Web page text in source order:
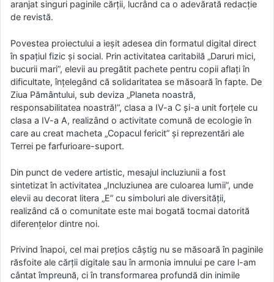
aranjat singuri paginile cărții, lucrând ca o adevărată redacție
de revistă.
Povestea proiectului a ieșit adesea din formatul digital direct
în spațiul fizic și social. Prin activitatea caritabilă „Daruri mici,
bucurii mari”, elevii au pregătit pachete pentru copii aflați în
dificultate, înțelegând că solidaritatea se măsoară în fapte. De
Ziua Pământului, sub deviza „Planeta noastră,
responsabilitatea noastră!”, clasa a IV-a C și-a unit forțele cu
clasa a IV-a A, realizând o activitate comună de ecologie în
care au creat macheta „Copacul fericit” și reprezentări ale
Terrei pe farfurioare-suport.
Din punct de vedere artistic, mesajul incluziunii a fost
sintetizat în activitatea „Incluziunea are culoarea lumii”, unde
elevii au decorat litera „E” cu simboluri ale diversității,
realizând că o comunitate este mai bogată tocmai datorită
diferențelor dintre noi.
Privind înapoi, cel mai prețios câștig nu se măsoară în paginile
răsfoite ale cărții digitale sau în armonia imnului pe care l-am
cântat împreună, ci în transformarea profundă din inimile